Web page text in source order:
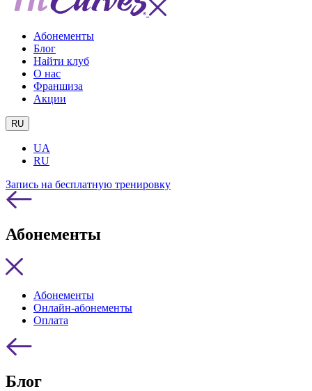
Абонементы
Блог
Найти клуб
О нас
Франшиза
Акции
RU
UA
RU
Запись на бесплатную тренировку
Абонементы
Абонементы
Онлайн-абонементы
Оплата
Блог